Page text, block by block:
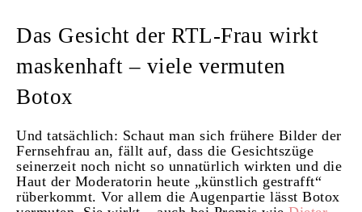
Das Gesicht der RTL-Frau wirkt
maskenhaft – viele vermuten
Botox
Und tatsächlich: Schaut man sich frühere Bilder der
Fernsehfrau an, fällt auf, dass die Gesichtszüge
seinerzeit noch nicht so unnatürlich wirkten und die
Haut der Moderatorin heute „künstlich gestrafft“
rüberkommt. Vor allem die Augenpartie lässt Botox